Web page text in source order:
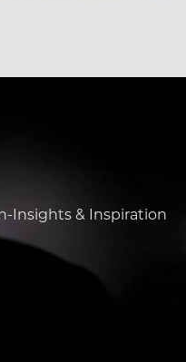
Insights & Inspiration